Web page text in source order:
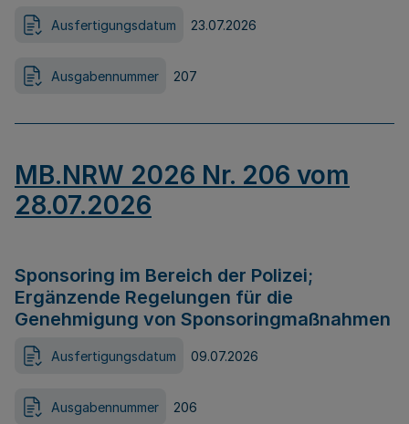
Ausfertigungsdatum 23.07.2026
Ausgabennummer 207
MB.NRW 2026 Nr. 206 vom
28.07.2026
Sponsoring im Bereich der Polizei;
Ergänzende Regelungen für die
Genehmigung von Sponsoringmaßnahmen
Ausfertigungsdatum 09.07.2026
Ausgabennummer 206